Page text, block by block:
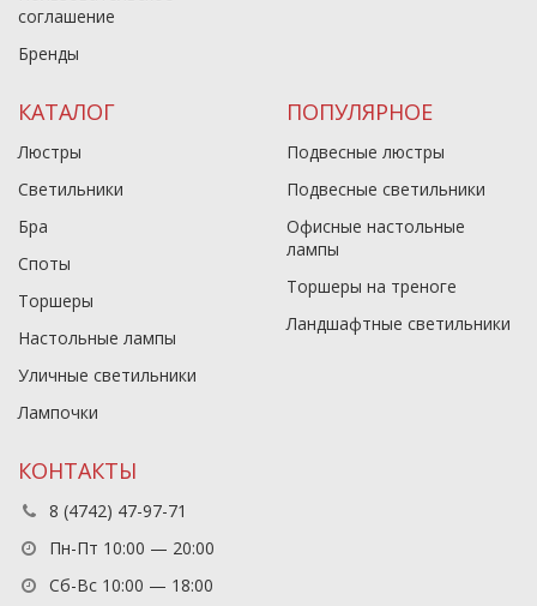
соглашение
Бренды
КАТАЛОГ
Люстры
Светильники
Бра
Споты
Торшеры
Настольные лампы
Уличные светильники
Лампочки
ПОПУЛЯРНОЕ
Подвесные люстры
Подвесные светильники
Офисные настольные
лампы
Торшеры на треноге
Ландшафтные светильники
КОНТАКТЫ
8 (4742) 47-97-71
Пн-Пт 10:00 — 20:00
Сб-Вс 10:00 — 18:00